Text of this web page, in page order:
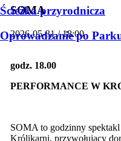
Ścieżka przyrodnicza
Oprowadzanie po
SOMA
2026-05-31 / 18:00
godz. 18.00
PERFORMANCE W
SOMA to godzinny
Królikarni, przywołujący